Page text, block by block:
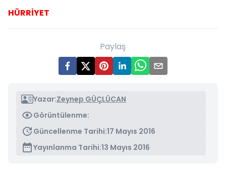
HÜRRİYET
Paylaş
Yazar:Zeynep GÜÇLÜCAN
Görüntülenme:
Güncellenme Tarihi:17 Mayıs 2016
Yayınlanma Tarihi:13 Mayıs 2016